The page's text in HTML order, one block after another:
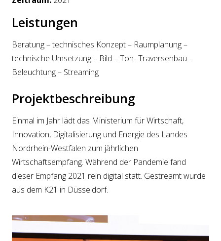
Leistungen
Beratung – technisches Konzept – Raumplanung –
technische Umsetzung – Bild – Ton- Traversenbau –
Beleuchtung – Streaming
Projektbeschreibung
Einmal im Jahr lädt das Ministerium für Wirtschaft,
Innovation, Digitalisierung und Energie des Landes
Nordrhein-Westfalen zum jährlichen
Wirtschaftsempfang. Während der Pandemie fand
dieser Empfang 2021 rein digital statt. Gestreamt wurde
aus dem K21 in Düsseldorf.